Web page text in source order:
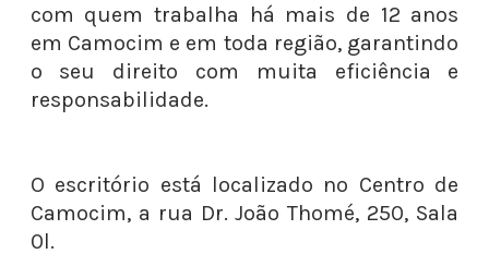
com quem trabalha há mais de 12 anos
em Camocim e em toda região, garantindo
o seu direito com muita eficiência e
responsabilidade.
O escritório está localizado no Centro de
Camocim, a rua Dr. João Thomé, 250, Sala
0l.